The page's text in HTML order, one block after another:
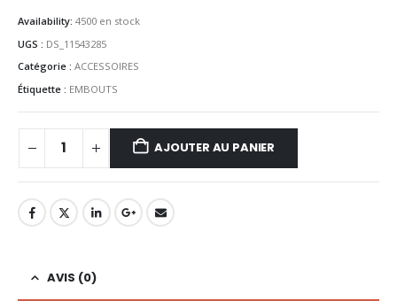
Availability: 4500 en stock
UGS : DS_11543285
Catégorie : ACCESSOIRES
Étiquette : EMBOUTS
AJOUTER AU PANIER
AVIS (0)